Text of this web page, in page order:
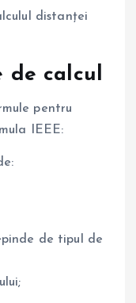
distanței
de calcul
pentru
IEEE:
de tipul de